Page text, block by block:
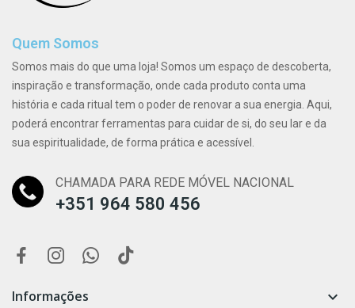
Quem Somos
Somos mais do que uma loja! Somos um espaço de descoberta,
inspiração e transformação, onde cada produto conta uma
história e cada ritual tem o poder de renovar a sua energia. Aqui,
poderá encontrar ferramentas para cuidar de si, do seu lar e da
sua espiritualidade, de forma prática e acessível.
CHAMADA PARA REDE MÓVEL NACIONAL
+351 964 580 456
Informações 